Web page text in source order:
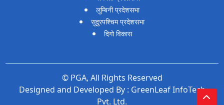
लुम्बिनी प्रदेशसभा
सुदुरपश्चिम प्रदेशसभा
दिगो विकास
© PGA, All Rights Reserved
Designed and Developed By : GreenLeaf InfoTech
Pvt. Ltd.